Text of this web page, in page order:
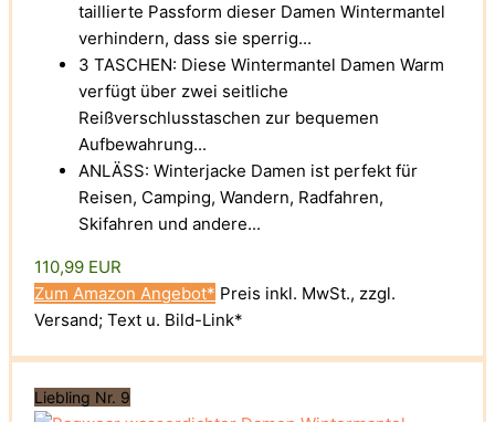
taillierte Passform dieser Damen Wintermantel
verhindern, dass sie sperrig...
3 TASCHEN: Diese Wintermantel Damen Warm
verfügt über zwei seitliche
Reißverschlusstaschen zur bequemen
Aufbewahrung...
ANLÄSS: Winterjacke Damen ist perfekt für
Reisen, Camping, Wandern, Radfahren,
Skifahren und andere...
110,99 EUR
Zum Amazon Angebot* Preis inkl. MwSt., zzgl.
Versand; Text u. Bild-Link*
Liebling Nr. 9